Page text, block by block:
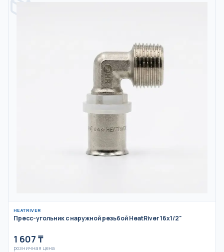
HEATRIVER
Пресс-угольник с наружной резьбой HeatRiver 16x1/2"
1 607 ₸
розничная цена